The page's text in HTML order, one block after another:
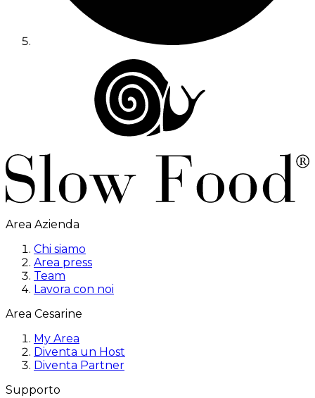
Area Azienda
Chi siamo
Area press
Team
Lavora con noi
Area Cesarine
My Area
Diventa un Host
Diventa Partner
Supporto